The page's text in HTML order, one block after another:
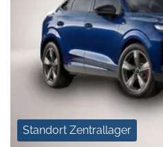
Standort Zentrallager